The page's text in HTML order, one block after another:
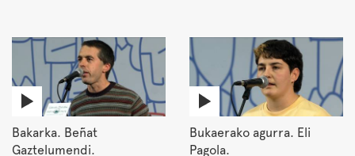
Bakarka. Beñat
Gaztelumendi.
Bukaerako agurra. Eli
Pagola.